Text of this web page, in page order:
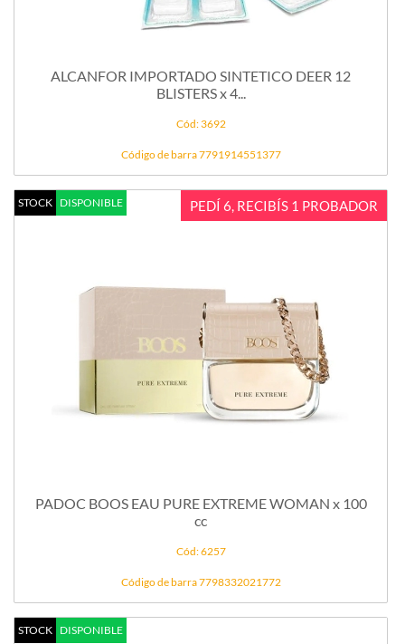
ALCANFOR IMPORTADO SINTETICO DEER 12
BLISTERS x 4...
Cód: 3692
Código de barra 7791914551377
STOCK DISPONIBLE PEDÍ 6, RECIBÍS 1 PROBADOR
PADOC BOOS EAU PURE EXTREME WOMAN x 100
cc
Cód: 6257
Código de barra 7798332021772
STOCK DISPONIBLE